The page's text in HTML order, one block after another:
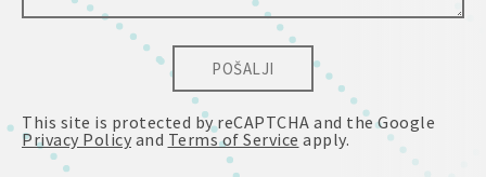
POŠALJI
This site is protected by reCAPTCHA and the Google
Privacy Policy and Terms of Service apply.